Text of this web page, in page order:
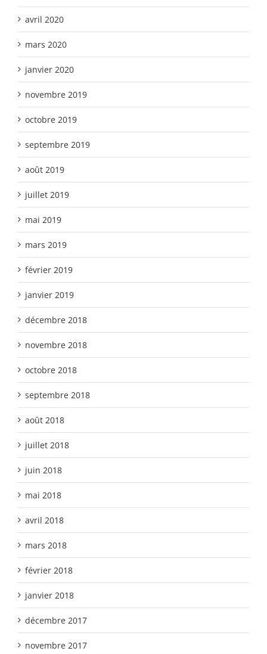
avril 2020
mars 2020
janvier 2020
novembre 2019
octobre 2019
septembre 2019
août 2019
juillet 2019
mai 2019
mars 2019
février 2019
janvier 2019
décembre 2018
novembre 2018
octobre 2018
septembre 2018
août 2018
juillet 2018
juin 2018
mai 2018
avril 2018
mars 2018
février 2018
janvier 2018
décembre 2017
novembre 2017